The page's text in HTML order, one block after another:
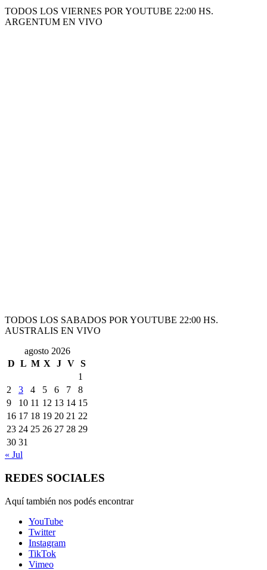
TODOS LOS VIERNES POR YOUTUBE 22:00 HS.
ARGENTUM EN VIVO
TODOS LOS SABADOS POR YOUTUBE 22:00 HS.
AUSTRALIS EN VIVO
agosto 2026
D L M X J V S
1
2
3 4 5 6 7
8
9
10 11 12 13 14 15
16 17 18 19 20 21 22
23 24 25 26 27 28 29
30 31
« Jul
REDES SOCIALES
Aquí también nos podés encontrar
YouTube
Twitter
Instagram
TikTok
Vimeo